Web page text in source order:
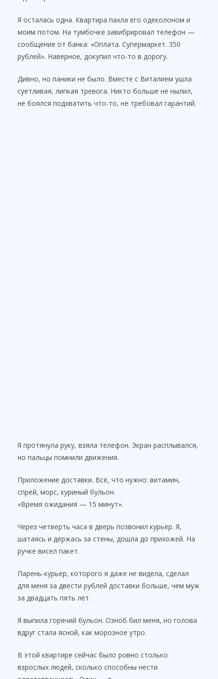
Я осталась одна. Квартира пахла его одеколоном и
моим потом. На тумбочке завибрировал телефон —
сообщение от банка: «Оплата. Супермаркет. 350
рублей». Наверное, докупил что-то в дорогу.
Дивно, но паники не было. Вместе с Виталием ушла
суетливая, липкая тревога. Никто больше не нылил,
не боялся подхватить что-то, не требовал гарантий.
Я протянула руку, взяла телефон. Экран расплывался,
но пальцы помнили движения.
Приложение доставки. Всё, что нужно: витамин,
спрей, морс, куриный бульон.
«Время ожидания — 15 минут».
Через четверть часа в дверь позвонил курьер. Я,
шатаясь и держась за стены, дошла до прихожей. На
ручке висел пакет.
Парень-курьер, которого я даже не видела, сделал
для меня за двести рублей доставки больше, чем муж
за двадцать пять лет.
Я выпила горячий бульон. Озноб бил меня, но голова
вдруг стала ясной, как морозное утро.
В этой квартире сейчас было ровно столько
взрослых людей, сколько способны нести